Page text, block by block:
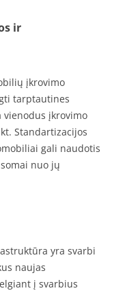
ir
įkrovimo
tarptautines
vienodus įkrovimo
Standartizacijos
gali naudotis
nuo jų
yra svarbi
naujas
į svarbius